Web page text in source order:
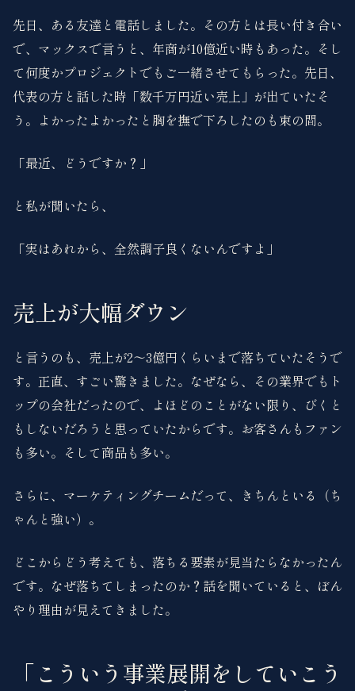
先日、ある友達と電話しました。その方とは長い付き合い
で、マックスで言うと、年商が10億近い時もあった。そし
て何度かプロジェクトでもご一緒させてもらった。先日、
代表の方と話した時「数千万円近い売上」が出ていたそ
う。よかったよかったと胸を撫で下ろしたのも束の間。
「最近、どうですか？」
と私が聞いたら、
「実はあれから、全然調子良くないんですよ」
売上が大幅ダウン
と言うのも、売上が2〜3億円くらいまで落ちていたそうで
す。正直、すごい驚きました。なぜなら、その業界でもト
ップの会社だったので、よほどのことがない限り、びくと
もしないだろうと思っていたからです。お客さんもファン
も多い。そして商品も多い。
さらに、マーケティングチームだって、きちんといる（ち
ゃんと強い）。
どこからどう考えても、落ちる要素が見当たらなかったん
です。なぜ落ちてしまったのか？話を聞いていると、ぼん
やり理由が見えてきました。
「こういう事業展開をしていこう